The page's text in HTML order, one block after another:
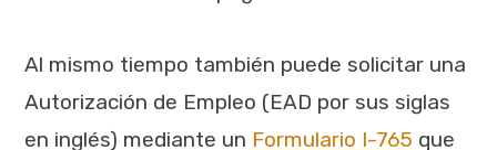
Al mismo tiempo también puede solicitar una
Autorización de Empleo (EAD por sus siglas
en inglés) mediante un Formulario I-765 que